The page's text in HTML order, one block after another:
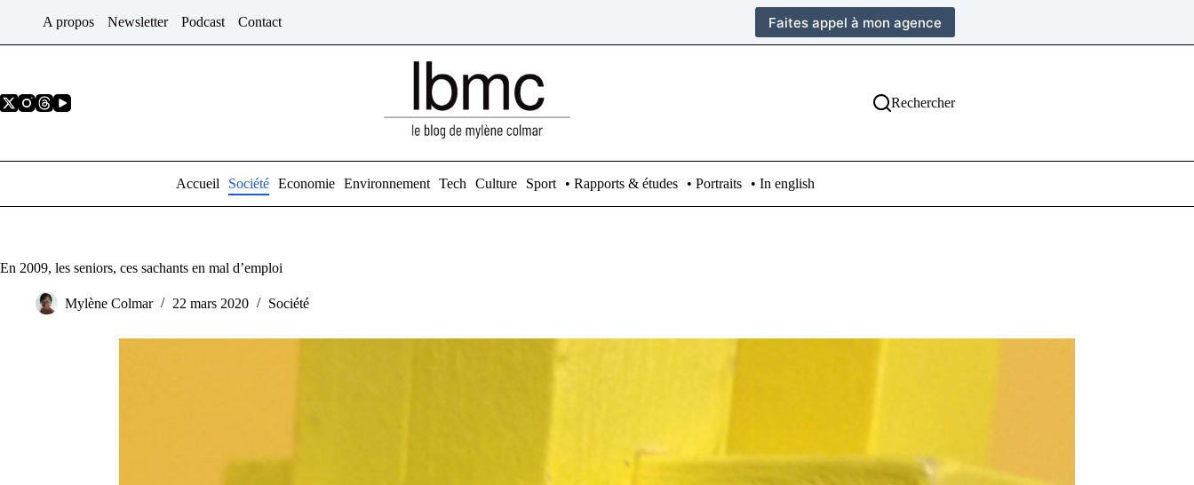
A propos Newsletter Podcast Contact Faites appel à mon agence
Rechercher
Accueil Société Economie Environnement Tech Culture Sport • Rapports & études • Portraits • In english
En 2009, les seniors, ces sachants en mal d’emploi
Mylène Colmar 22 mars 2020 Société